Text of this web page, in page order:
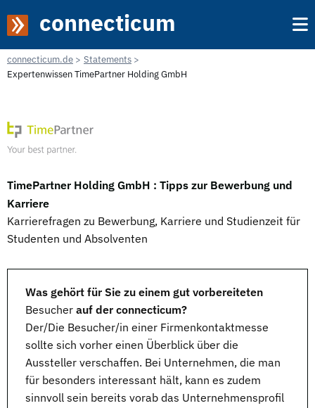
connecticum
connecticum.de
Statements
Expertenwissen TimePartner Holding GmbH
TimePartner Holding GmbH : Tipps zur Bewerbung und
Karriere
Karrierefragen zu Bewerbung, Karriere und Studienzeit für
Studenten und Absolventen
Was gehört für Sie zu einem gut vorbereiteten
Besucher auf der connecticum?
Der/Die Besucher/in einer Firmenkontaktmesse
sollte sich vorher einen Überblick über die
Aussteller verschaffen. Bei Unternehmen, die man
für besonders interessant hält, kann es zudem
sinnvoll sein bereits vorab das Unternehmensprofil